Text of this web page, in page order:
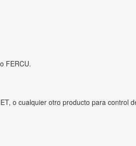
FERCU.
o cualquier otro producto para control